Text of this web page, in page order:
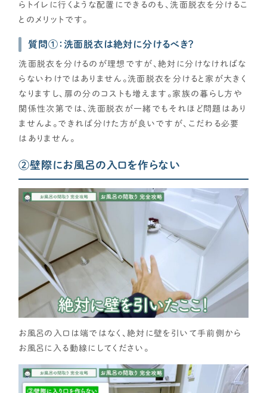
らトイレに行くような配置にできるのも、洗面脱衣を分けるこ
とのメリットです。
質問①：洗面脱衣は絶対に分けるべき？
洗面脱衣を分けるのが理想ですが、絶対に分けなければな
らないわけではありません。洗面脱衣を分けると家が大きく
なりますし、扉の分のコストも増えます。家族の暮らし方や
関係性次第では、洗面脱衣が一緒でもそれほど問題はあり
ませんよ。できれば分けた方が良いですが、こだわる必要
はありません。
②壁際にお風呂の入口を作らない
お風呂の入口は端ではなく、絶対に壁を引いて手前側から
お風呂に入る動線にしてください。